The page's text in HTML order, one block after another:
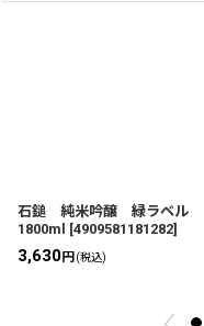
石鎚 純米吟醸 緑ラベル
1800ml
[4909581181282]
3,630円(税込)